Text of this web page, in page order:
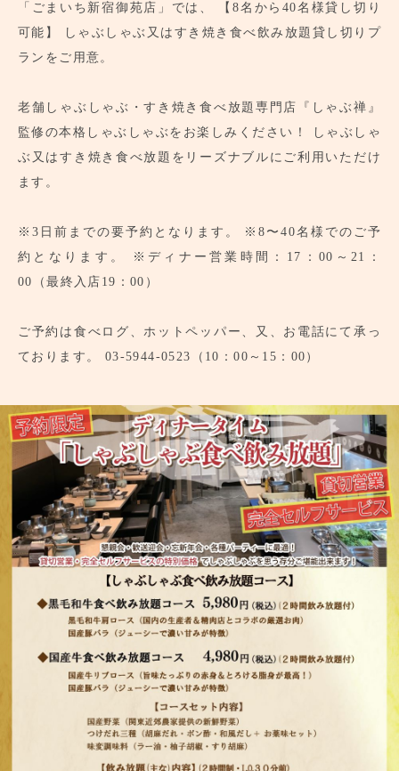
「ごまいち新宿御苑店」では、
【8名から40名様貸し切り
可能】
しゃぶしゃぶ又はすき焼き食べ飲み放題貸し切りプ
ランをご用意。
老舗しゃぶしゃぶ・すき焼き食べ放題専門店『しゃぶ禅』
監修の本格しゃぶしゃぶをお楽しみください！
しゃぶしゃ
ぶ又はすき焼き食べ放題をリーズナブルにご利用いただけ
ます。
※3日前までの要予約となります。
※8〜40名様でのご予
約となります。
※ディナー営業時間：17：00～21：
00（最終入店19：00）
ご予約は食べログ、ホットペッパー、又、お電話にて承っ
ております。
03-5944-0523（10：00～15：00）